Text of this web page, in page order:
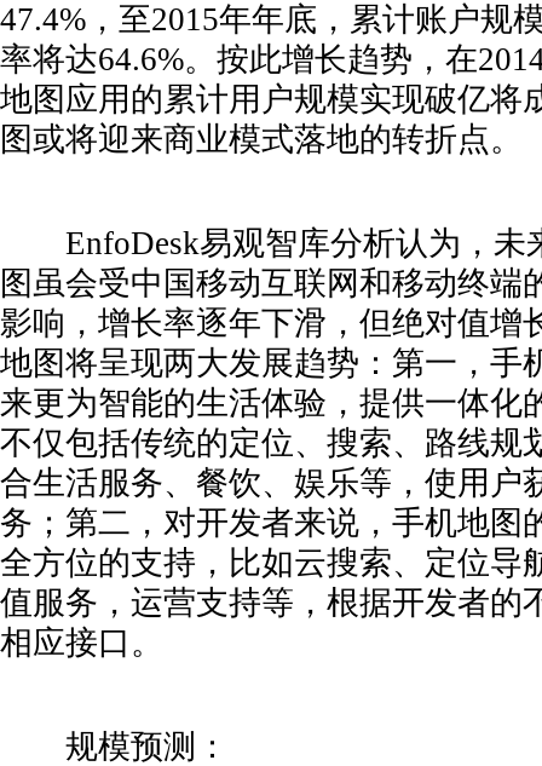
47.4%，至2015年年底，累计账户规
率将达64.6%。按此增长趋势，在
地图应用的累计用户规模实现破亿将
图或将迎来商业模式落地的转折点。
EnfoDesk易观智库分析认为，未
图虽会受中国移动互联网和移动终端
影响，增长率逐年下滑，但绝对值增
地图将呈现两大发展趋势：第一，手
来更为智能的生活体验，提供一体化
不仅包括传统的定位、搜索、路线规
合生活服务、餐饮、娱乐等，使用户
务；第二，对开发者来说，手机地图
全方位的支持，比如云搜索、定位导
值服务，运营支持等，根据开发者的
相应接口。
规模预测：
派尔高“王者归来” 用